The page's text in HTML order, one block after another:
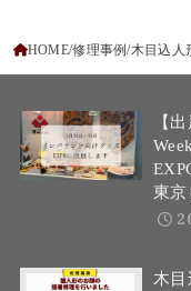
HOME 修理事例 木目込人
【
東京
木